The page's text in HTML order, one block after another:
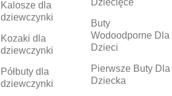
Kalosze dla
dziewczynki
Kozaki dla
dziewczynki
Półbuty dla
dziewczynki
Dziecięce
Buty
Wodoodporne Dla
Dzieci
Pierwsze Buty Dla
Dziecka